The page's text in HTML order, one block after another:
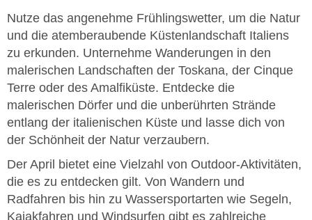
Nutze das angenehme Frühlingswetter, um die Natur
und die atemberaubende Küstenlandschaft Italiens
zu erkunden. Unternehme Wanderungen in den
malerischen Landschaften der Toskana, der Cinque
Terre oder des Amalfiküste. Entdecke die
malerischen Dörfer und die unberührten Strände
entlang der italienischen Küste und lasse dich von
der Schönheit der Natur verzaubern.
Der April bietet eine Vielzahl von Outdoor-Aktivitäten,
die es zu entdecken gilt. Von Wandern und
Radfahren bis hin zu Wassersportarten wie Segeln,
Kajakfahren und Windsurfen gibt es zahlreiche